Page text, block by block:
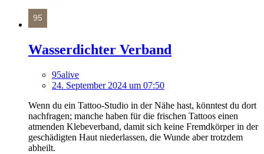
Wasserdichter Verband
95alive
24. September 2024 um 07:50
Wenn du ein Tattoo-Studio in der Nähe hast, könntest du dort
nachfragen; manche haben für die frischen Tattoos einen
atmenden Klebeverband, damit sich keine Fremdkörper in der
geschädigten Haut niederlassen, die Wunde aber trotzdem
abheilt.